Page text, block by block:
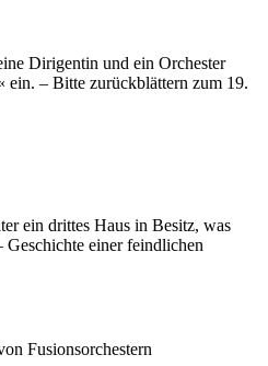
Dirigentin und ein Orchester
ein. – Bitte zurückblättern zum 19.
ein drittes Haus in Besitz, was
einer feindlichen
Fusionsorchestern